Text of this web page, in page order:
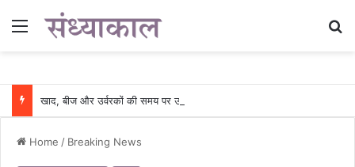
Menu
Home / Breaking News